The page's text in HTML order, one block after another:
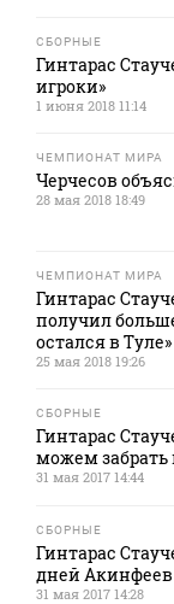
СБОРНЫЕ
Гинтарас
игроки»
1 июня 2018 11:14
ЧЕМПИОНАТ МИРА
Черчесов
28 мая 2018 18:49
ЧЕМПИОНАТ МИРА
Гинтарас
получил
остался в Туле»
25 мая 2018 19:26
СБОРНЫЕ
Гинтарас
можем забрать
31 мая 2017 14:44
СБОРНЫЕ
Гинтарас
дней Акинфеев
31 мая 2017 14:28